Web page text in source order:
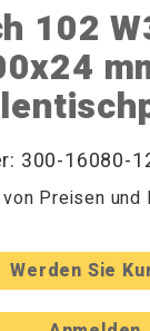
102
300-16080-
Preisen
Werden Sie